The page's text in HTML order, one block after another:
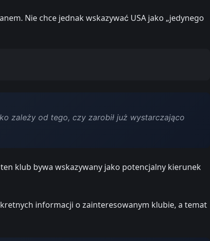
Nie chce jednak wskazywać USA jako „jedynego
zależy od tego, czy zarobił już wystarczająco
klub bywa wskazywany jako potencjalny kierunek
informacji o zainteresowanym klubie, a temat